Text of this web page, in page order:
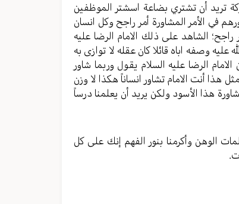
أن تشتري بضاعة اسشتر الموظفین
في الأمر المشاورة أمر راجح وکل انسان
الشاهد علی ذلك الامام الرضا علیه
علیه وصفه اباه قائلا کان عقله لا توازی به
الرضا علیه السلام یقول وربما شاور
هذا أنت الامام تشاور انساناً هکذا لا وزن
هذا الأسود ولکن یرید أن یعلمنا درساً
الوهن وأکرمنا بنور الفهم إنك علی کل